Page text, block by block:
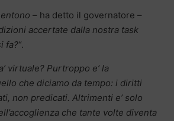
– ha detto il governatore –
accertate dalla nostra task
fa?“.
virtuale? Purtroppo e’ la
che diciamo da tempo: i diritti
non predicati. Altrimenti e’ solo
che tante volte diventa